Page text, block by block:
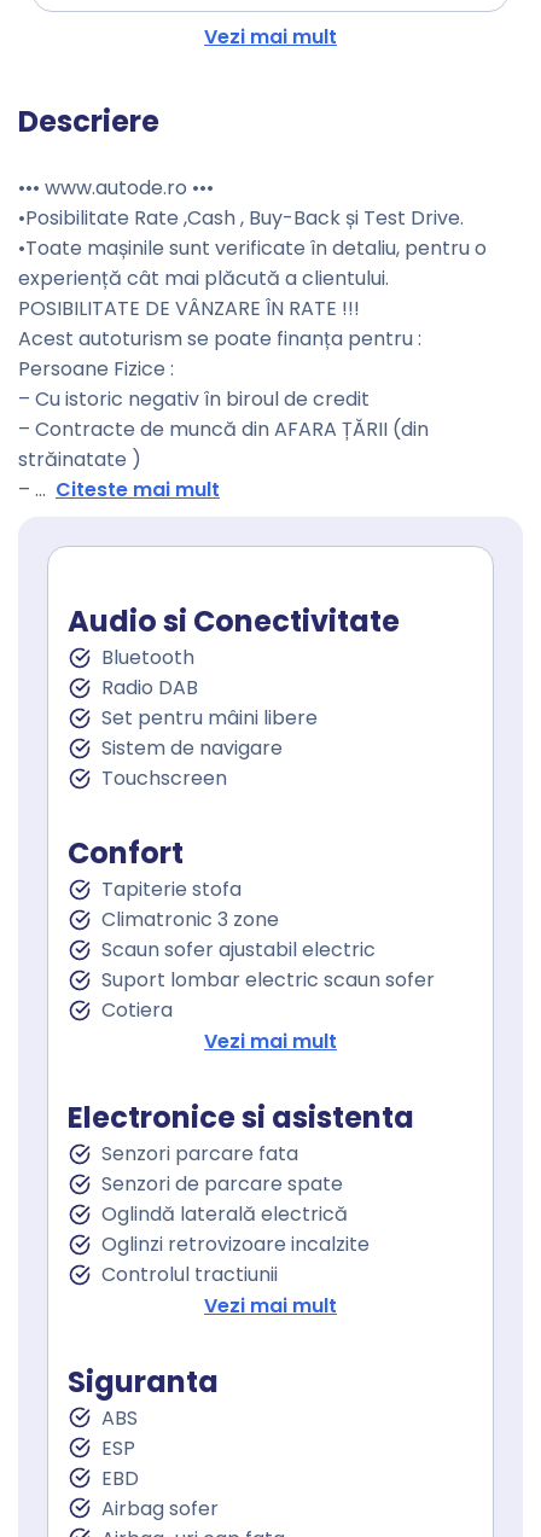
Vezi mai mult
Descriere
••• www.autode.ro •••
•Posibilitate Rate ,Cash , Buy-Back și Test Drive.
•Toate mașinile sunt verificate în detaliu, pentru o
experiență cât mai plăcută a clientului.
POSIBILITATE DE VÂNZARE ÎN RATE !!!
Acest autoturism se poate finanța pentru :
Persoane Fizice :
– Cu istoric negativ în biroul de credit
– Contracte de muncă din AFARA ȚĂRII (din
străinatate )
– ... Citeste mai mult
Audio si Conectivitate
Bluetooth
Radio DAB
Set pentru mâini libere
Sistem de navigare
Touchscreen
Confort
Tapiterie stofa
Climatronic 3 zone
Scaun sofer ajustabil electric
Suport lombar electric scaun sofer
Cotiera
Cotiera spate
Volan cu comenzi
Volan multifunctional
Keyless go
Pornire motor Keyless
Senzor ploaie
Geamuri fata electrice
Geamuri spate electrice
Geamuri cu tenta
Vezi mai mult
Electronice si asistenta
Senzori parcare fata
Senzori de parcare spate
Oglindă laterală electrică
Oglinzi retrovizoare incalzite
Controlul tractiunii
Lumini de zi
Follow me home
Sistem Start Stop
Senzori presiune roti
Frana parcare electrica
Servodirecţie
Vezi mai mult
Siguranta
ABS
ESP
EBD
Airbag sofer